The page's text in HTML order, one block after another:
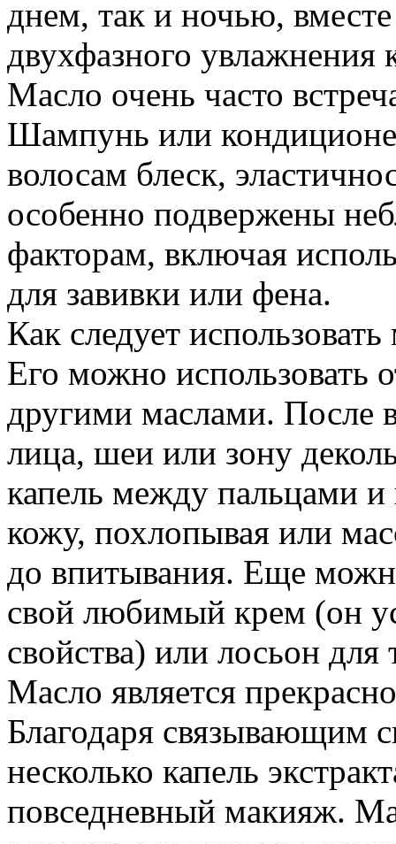
днем, так и ночью,
двухфазного увлажнения
Масло очень часто
Шампунь или
волосам блеск,
особенно подвержены
факторам, включая
для завивки или фена.
Как следует использовать
Его можно использовать
другими маслами. После
лица, шеи или зону
капель между пальцами
кожу, похлопывая или
до впитывания. Еще
свой любимый крем (он
свойства) или лосьон для
Масло является
Благодаря связывающим
несколько капель
повседневный макияж.